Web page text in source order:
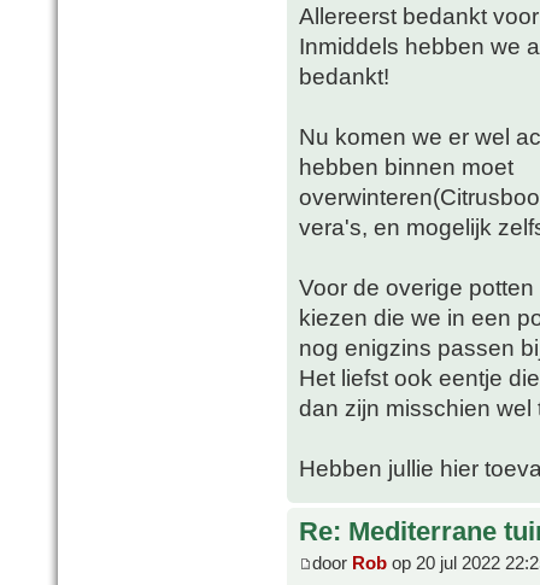
Allereerst bedankt
Inmiddels hebben we
bedankt!
Nu komen we er wel
hebben binnen moet
vera's, en mogelijk
Voor de overige
kiezen die we in een
nog enigzins passen
Het liefst ook eentje
dan zijn misschien
Hebben jullie hier
Re: Mediterrane
door Rob op 20 jul 2022